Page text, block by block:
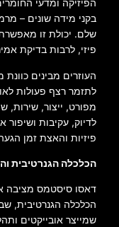
הפיזיקה ומדעי
בקני מידה שונים –
שלם. יכולת זו מאפשרת
פיזי, לרבות בדיקת
העוזרים מבינים
לתזמר רצף פעולות
מפורט, ייצור, שירות,
לדיוק, עקיבות ושיפור
פיזיות והאצת זמן
הכלכלה הגנרטיבית
דאסו סיסטמס מציבה
הכלכלה הגנרטיבית,
שמייצר אובייקטים